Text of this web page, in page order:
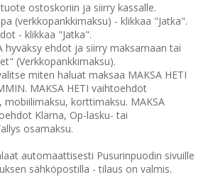
ostoskoriin ja siirry kassalle.
(verkkopankkimaksu) - klikkaa "Jatka".
- klikkaa "Jatka".
hyväksy ehdot ja siirry maksamaan tai
(Verkkopankkimaksu).
miten haluat maksaa MAKSA HETI
MAKSA HETI vaihtoehdot
mobiilimaksu, korttimaksu. MAKSA
Klarna, Op-lasku- tai
osamaksu.
automaattisesti Pusurinpuodin sivuille
sähköpostilla - tilaus on valmis.